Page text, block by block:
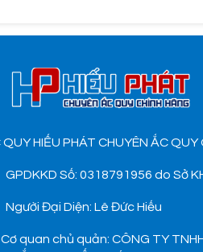
QUY HIẾU PHÁT CHUYÊN ẮC QUY
GPDKKD Số: 0318791956 do Sở
Người Đại Diện: Lê Đức Hiếu
Cơ quan chủ quản: CÔNG TY